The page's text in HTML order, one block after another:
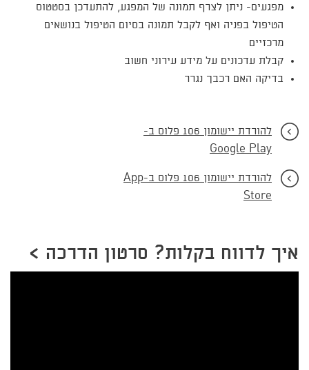
מפגעים- ניתן לצרף תמונה של המפגע, להתעדכן בסטטוס
הטיפול בפניה ואף לקבל תמונה בסיום הטיפול בנושאים
מרכזיים
קבלת עדכונים על מידע עירוני חשוב
בדיקה האם רכבך נגרר
להורדת יישומון 106 פלוס ב-
Google Play
להורדת יישומון 106 פלוס ב-App
Store
איך לדווח בקלות? סרטון הדרכה >